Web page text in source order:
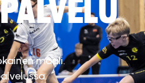
maali.